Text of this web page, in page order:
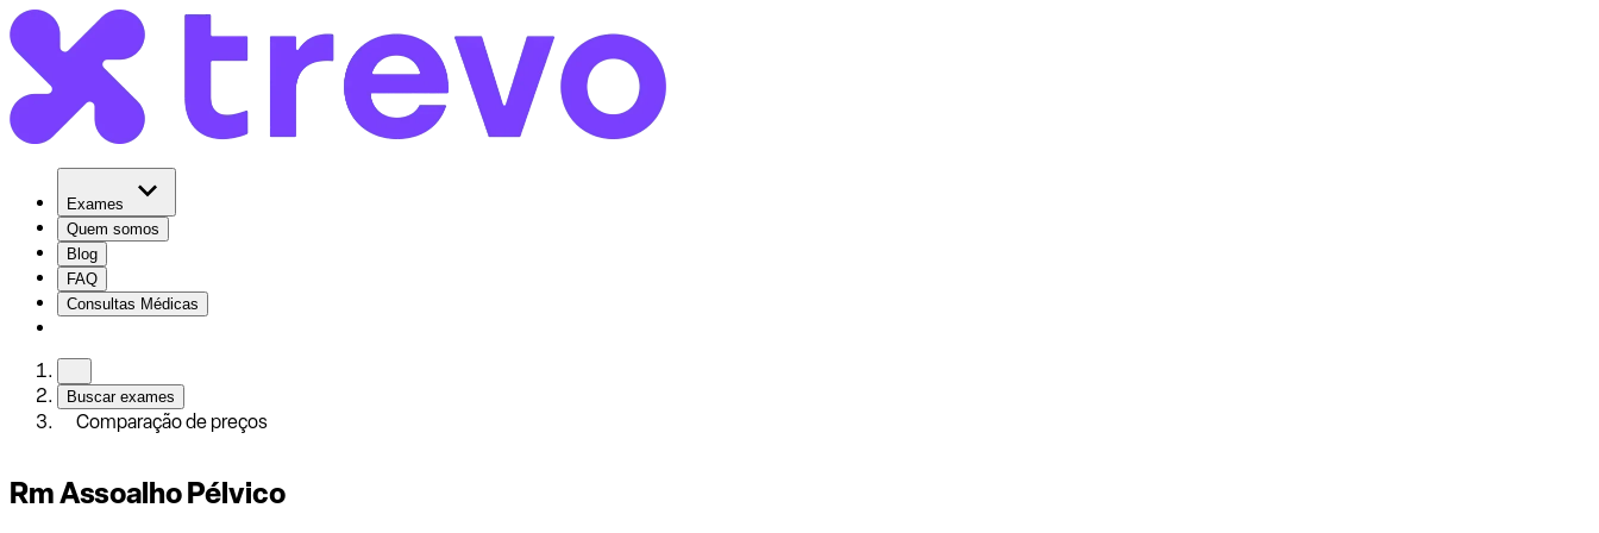
Exames
Quem somos
Blog
FAQ
Consultas Médicas
Buscar exames
Comparação de preços
Rm Assoalho Pélvico